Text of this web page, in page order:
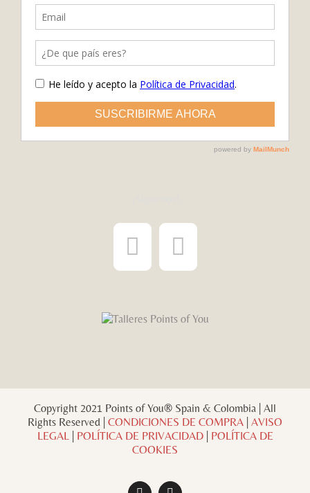
Copyright 2021 Points of You® Spain & Colombia | All
Rights Reserved | CONDICIONES DE COMPRA AVISO
LEGAL| POLÍTICA DE PRIVACIDAD| POLÍTICA DE
COOKIES